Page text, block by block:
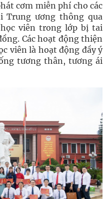
cơm miễn phí cho các
Trung ương thông qua
viên trong lớp bị tai
Các hoạt động thiện
viên là hoạt động đầy ý
tương thân, tương ái